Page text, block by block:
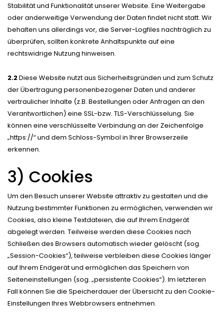
Stabilität und Funktionalität unserer Website. Eine Weitergabe
oder anderweitige Verwendung der Daten findet nicht statt. Wir
behalten uns allerdings vor, die Server-Logfiles nachträglich zu
überprüfen, sollten konkrete Anhaltspunkte auf eine
rechtswidrige Nutzung hinweisen.
2.2Diese Website nutzt aus Sicherheitsgründen und zum Schutz
der Übertragung personenbezogener Daten und anderer
vertraulicher Inhalte (z.B. Bestellungen oder Anfragen an den
Verantwortlichen) eine SSL-bzw. TLS-Verschlüsselung. Sie
können eine verschlüsselte Verbindung an der Zeichenfolge
„https://“ und dem Schloss-Symbol in Ihrer Browserzeile
erkennen.
3) Cookies
Um den Besuch unserer Website attraktiv zu gestalten und die
Nutzung bestimmter Funktionen zu ermöglichen, verwenden wir
Cookies, also kleine Textdateien, die auf Ihrem Endgerät
abgelegt werden. Teilweise werden diese Cookies nach
Schließen des Browsers automatisch wieder gelöscht (sog.
„Session-Cookies“), teilweise verbleiben diese Cookies länger
auf Ihrem Endgerät und ermöglichen das Speichern von
Seiteneinstellungen (sog. „persistente Cookies“). Im letzteren
Fall können Sie die Speicherdauer der Übersicht zu den Cookie-
Einstellungen Ihres Webbrowsers entnehmen.